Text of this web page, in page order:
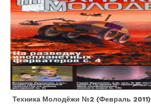
Техника Молодёжи №2 (февраль 2011)